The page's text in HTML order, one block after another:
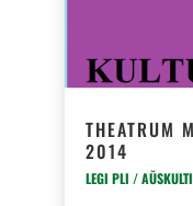
THEATRUM
2014
LEGI PLI / AŬSKULTI